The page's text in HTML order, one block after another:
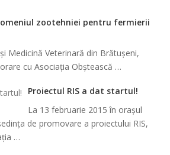
zootehniei pentru fermierii
Medicină Veterinară din Brătușeni,
cu Asociația Obștească …
Proiectul RIS a dat startul!
La 13 februarie 2015 în orașul
de promovare a proiectului RIS,
…